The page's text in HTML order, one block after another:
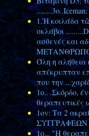
1.Ἡ κοιλάδα
σκλάβοι
ασθενές και
Όλη η αλήθεια
απέκρυπταν
που την
1ο.. .Σκόρδο,
θεραπευτικές
1ον: Τα 2
ΣΥΓΓΡΑΦΕΩΝ
1o... "Η